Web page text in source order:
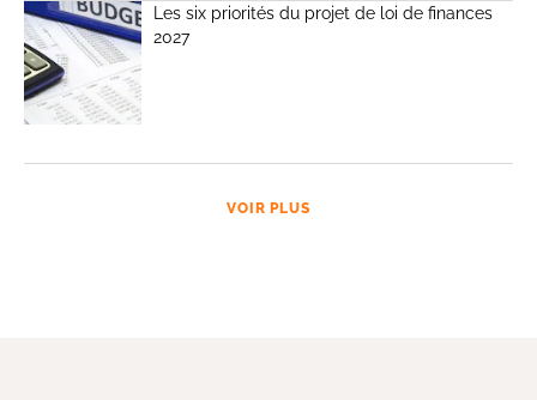
Les six priorités du projet de loi de finances
2027
VOIR PLUS